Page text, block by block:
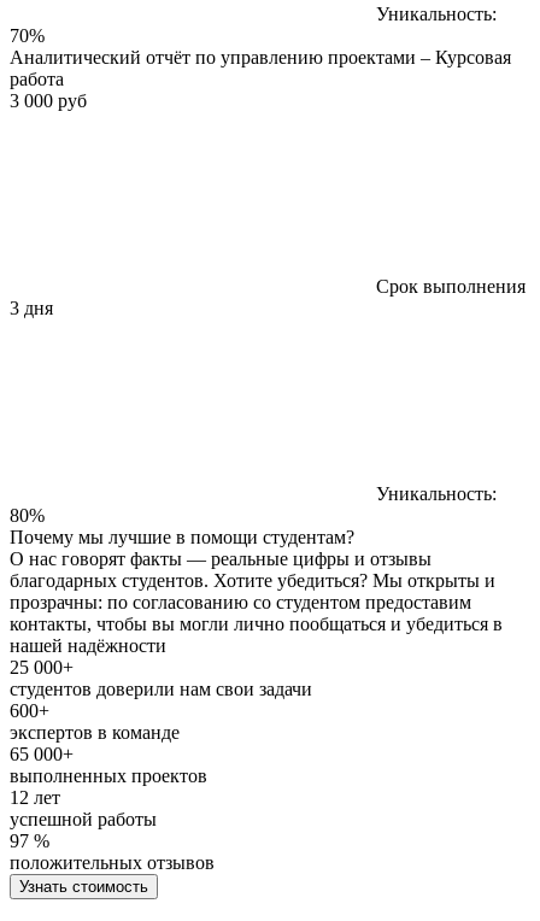
Уникальность:
70%
Аналитический отчёт по управлению проектами – Курсовая
работа
3 000 руб
Срок выполнения
3 дня
Уникальность:
80%
Почему мы лучшие в помощи студентам?
О нас говорят факты — реальные цифры и отзывы
благодарных студентов. Хотите убедиться? Мы открыты и
прозрачны: по согласованию со студентом предоставим
контакты, чтобы вы могли лично пообщаться и убедиться в
нашей надёжности
25 000+
студентов доверили нам свои задачи
600+
экспертов в команде
65 000+
выполненных проектов
12 лет
успешной работы
97 %
положительных отзывов
Узнать стоимость